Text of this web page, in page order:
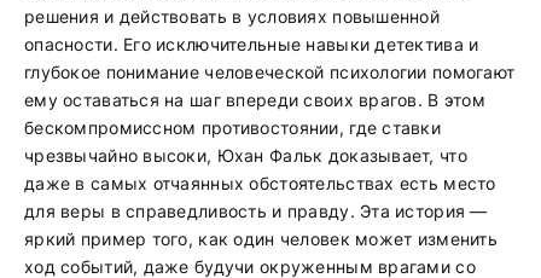
решения и действовать в условиях повышенной
опасности. Его исключительные навыки детектива и
глубокое понимание человеческой психологии помогают
ему оставаться на шаг впереди своих врагов. В этом
бескомпромиссном противостоянии, где ставки
чрезвычайно высоки, Юхан Фальк доказывает, что
даже в самых отчаянных обстоятельствах есть место
для веры в справедливость и правду. Эта история —
яркий пример того, как один человек может изменить
ход событий, даже будучи окруженным врагами со